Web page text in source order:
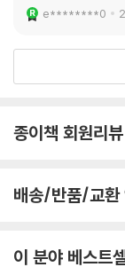
안긴 깨달음을 담았다.
e********0
종이책 회원리뷰
배송/반품/교환
이 분야 베스트